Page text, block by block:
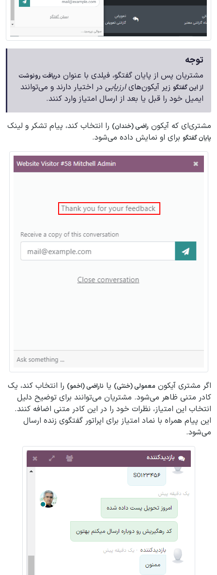
توجه
مشتریان پس از پایان گفتگو، فیلدی با عنوان دریافت رونوشت
از این گفتگو زیر آیکون‌هایارزیابی در اختیار دارند و می‌توانند
ایمیل خود را قبل یا بعد از ارسال امتیاز وارد کنند.
مشتری‌ای که آیکون راضی (خندان) را انتخاب کند، پیام تشکر و لینک
پایان گفتگو برای او نمایش داده می‌شود.
اگر مشتری آیکون معمولی (خنثی) یا ناراضی (اخمو) را انتخاب کند، یک
کادر متنی ظاهر می‌شود. مشتریان می‌توانند برای توضیح دلیل
انتخاب این امتیاز، نظرات خود را در این کادر متنی اضافه کنند.
این پیام همراه با نماد امتیاز برای اپراتور گفتگوی زنده ارسال
می‌شود.